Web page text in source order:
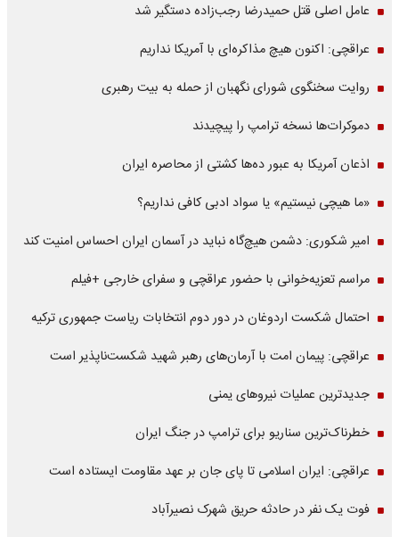
عامل اصلی قتل حمیدرضا رجب‌زاده دستگیر شد
عراقچی: اکنون هیچ مذاکره‌ای با آمریکا نداریم
روایت سخنگوی شورای نگهبان از حمله به بیت رهبری
دموکرات‌ها نسخه ترامپ را پیچیدند
اذعان آمریکا به عبور ده‌ها کشتی از محاصره ایران
«ما هیچی نیستیم» یا سواد ادبی کافی نداریم؟
امیر شکوری: دشمن هیچ‌گاه نباید در آسمان ایران احساس امنیت کند
مراسم تعزیه‌خوانی با حضور عراقچی و سفرای خارجی +فیلم
احتمال شکست اردوغان در دور دوم انتخابات ریاست جمهوری ترکیه
عراقچی: پیمان امت با آرمان‌های رهبر شهید شکست‌ناپذیر است
جدیدترین عملیات نیروهای یمنی
خطرناک‌ترین سناریو برای ترامپ در جنگ ایران
عراقچی: ایران اسلامی تا پای جان بر عهد مقاومت ایستاده است
فوت یک نفر در حادثه حریق شهرک نصیرآباد